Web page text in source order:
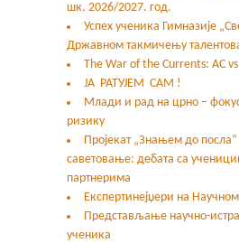
шк. 2026/2027. год.
Успех ученика Гимназије
Државном такмичењу
The War of the Currents: AC
ЈА РАТУЈЕМ САМ !
Млади и рад на црно –
ризику
Пројекат „Знањем до посла“
саветовање: дебата са
партнерима
Експертинејџери на
Представљање научно-
ученика